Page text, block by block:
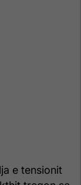
e tensionit